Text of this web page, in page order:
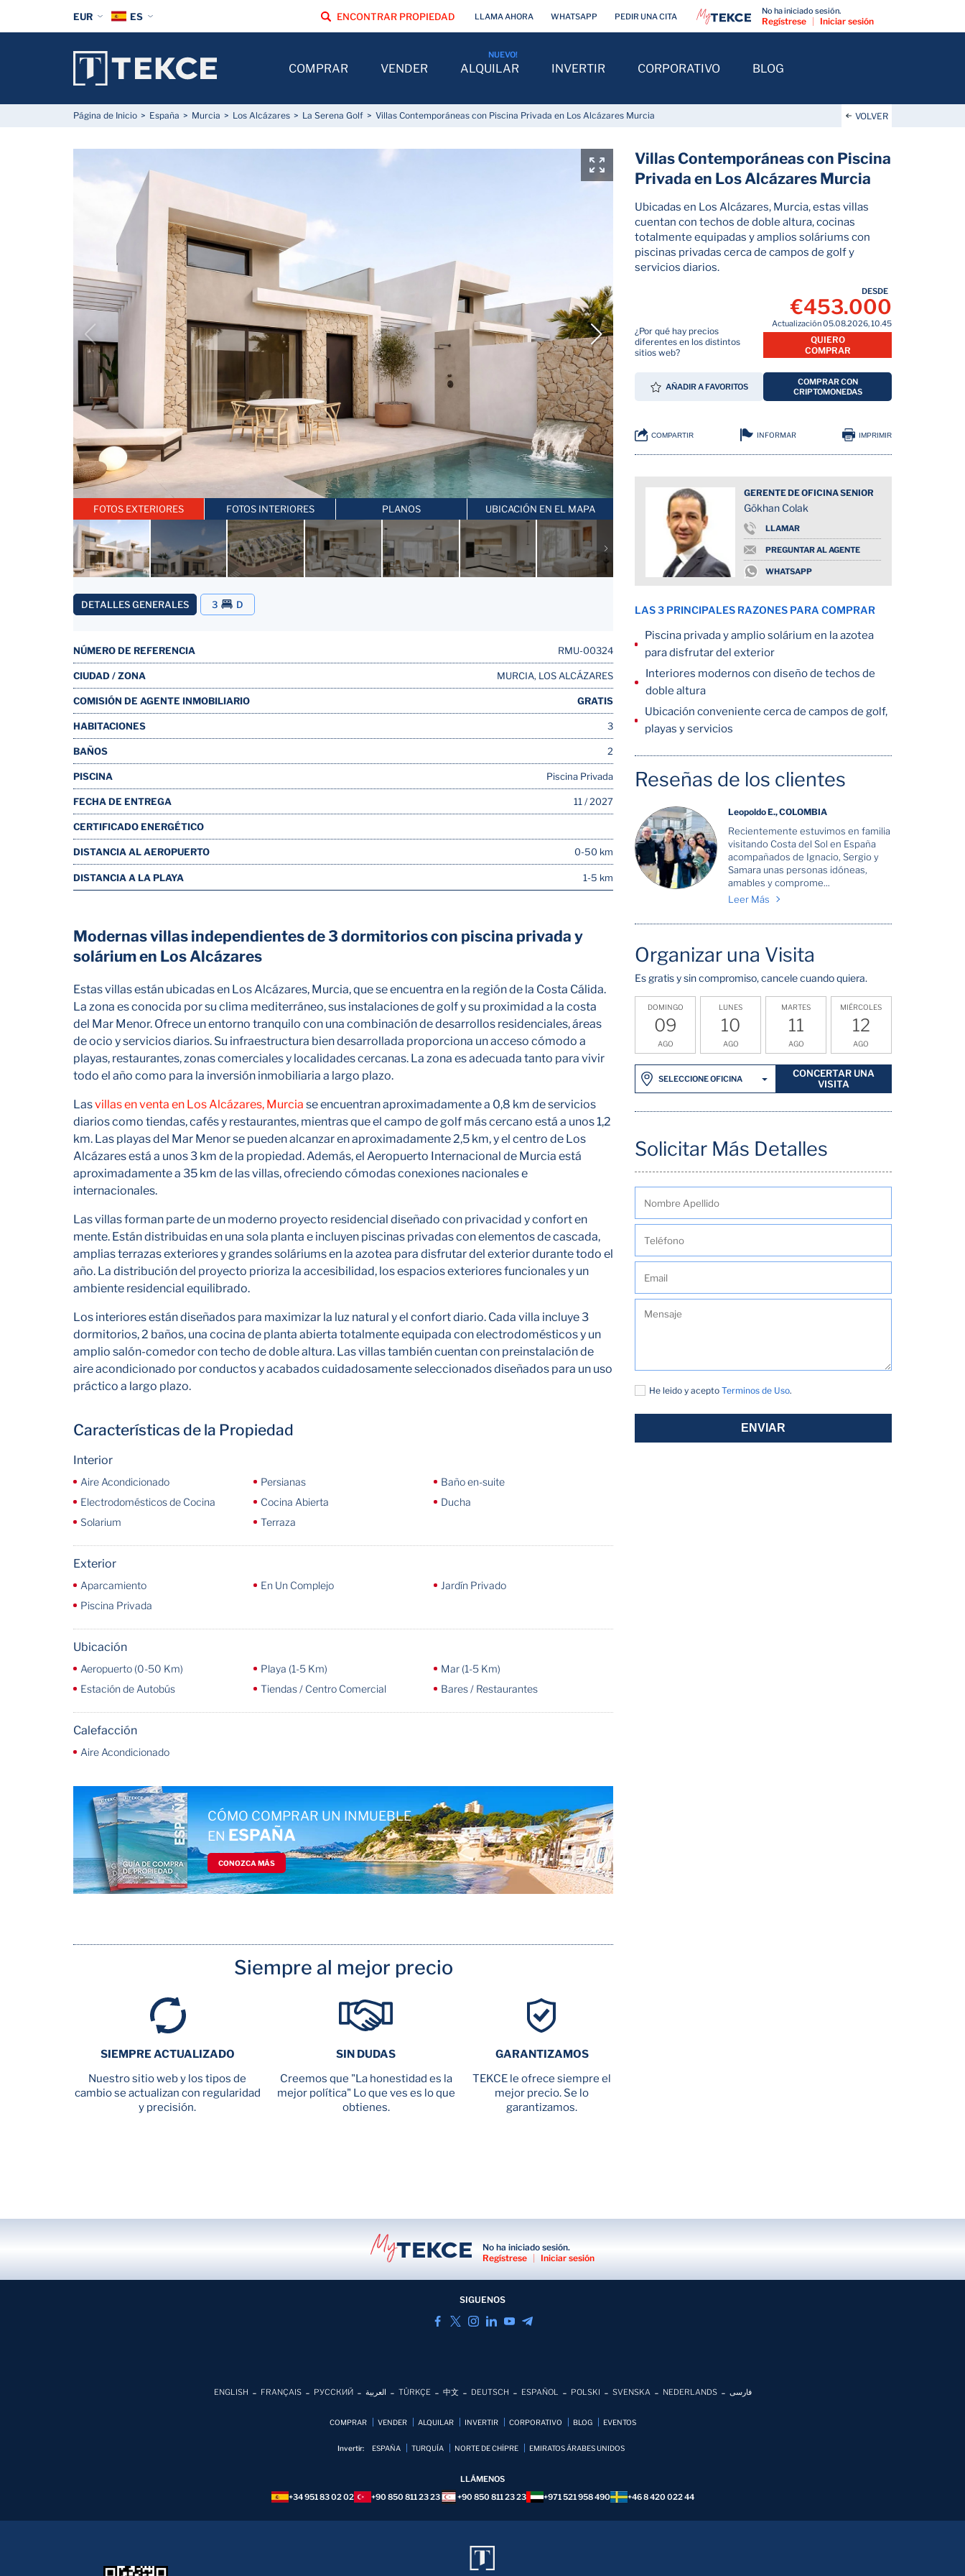
Página de Inicio España Murcia Los Alcázares La Serena Golf Villas Contemporáneas con Piscina Privada en Los Alcázares Murcia VOLVER
FOTOS EXTERIORES FOTOS INTERIORES PLANOS UBICACIÓN EN EL MAPA
COMPARTIR INFORMAR IMPRIMIR
Villas Contemporáneas con Piscina
Privada en Los Alcázares Murcia
Ubicadas en Los Alcázares, Murcia, estas villas
cuentan con techos de doble altura, cocinas
totalmente equipadas y amplios soláriums con
piscinas privadas cerca de campos de golf y
servicios diarios.
¿Por qué hay precios
diferentes en los distintos
sitios web?
DESDE
€453.000
Actualización 05.08.2026, 10.45
QUIERO
COMPRAR
AÑADIR A FAVORITOS
COMPRAR CON
CRIPTOMONEDAS
DETALLES GENERALES 3 D
NÚMERO DE REFERENCIA RMU-00324
CIUDAD / ZONA MURCIA, LOS ALCÁZARES
COMISIÓN DE AGENTE INMOBILIARIO GRATIS
HABITACIONES 3
BAÑOS 2
PISCINA Piscina Privada
FECHA DE ENTREGA 11 / 2027
CERTIFICADO ENERGÉTICO
DISTANCIA AL AEROPUERTO 0-50 km
DISTANCIA A LA PLAYA 1-5 km
LAS 3 PRINCIPALES RAZONES PARA COMPRAR
Piscina privada y amplio solárium en la azotea
para disfrutar del exterior
Interiores modernos con diseño de techos de
doble altura
Ubicación conveniente cerca de campos de golf,
playas y servicios
Reseñas de los clientes
Leopoldo E., COLOMBIA
Recientemente estuvimos en familia
visitando Costa del Sol en España
acompañados de Ignacio, Sergio y
Samara unas personas idóneas,
amables y comprome...
Leer Más
GERENTE DE OFICINA SENIOR
Gökhan Colak
LLAMAR
PREGUNTAR AL AGENTE
WHATSAPP
Organizar una Visita
Es gratis y sin compromiso, cancele cuando quiera.
DOMINGO
09
AGO
LUNES
10
AGO
MARTES
11
AGO
MIÉRCOLES
12
AGO
SELECCIONE OFICINA
CONCERTAR UNA
VISITA
Solicitar Más Detalles
He leido y aceptoTerminos de Uso.
ENVIAR
Modernas villas independientes de 3 dormitorios con piscina privada y
solárium en Los Alcázares
Estas villas están ubicadas en Los Alcázares, Murcia, que se encuentra en la región de la Costa Cálida.
La zona es conocida por su clima mediterráneo, sus instalaciones de golf y su proximidad a la costa
del Mar Menor. Ofrece un entorno tranquilo con una combinación de desarrollos residenciales, áreas
de ocio y servicios diarios. Su infraestructura bien desarrollada proporciona un acceso cómodo a
playas, restaurantes, zonas comerciales y localidades cercanas. La zona es adecuada tanto para vivir
todo el año como para la inversión inmobiliaria a largo plazo.
Lasvillas en venta en Los Alcázares, Murcia se encuentran aproximadamente a 0,8 km de servicios
diarios como tiendas, cafés y restaurantes, mientras que el campo de golf más cercano está a unos 1,2
km. Las playas del Mar Menor se pueden alcanzar en aproximadamente 2,5 km, y el centro de Los
Alcázares está a unos 3 km de la propiedad. Además, el Aeropuerto Internacional de Murcia está
aproximadamente a 35 km de las villas, ofreciendo cómodas conexiones nacionales e
internacionales.
Las villas forman parte de un moderno proyecto residencial diseñado con privacidad y confort en
mente. Están distribuidas en una sola planta e incluyen piscinas privadas con elementos de cascada,
amplias terrazas exteriores y grandes soláriums en la azotea para disfrutar del exterior durante todo el
año. La distribución del proyecto prioriza la accesibilidad, los espacios exteriores funcionales y un
ambiente residencial equilibrado.
Los interiores están diseñados para maximizar la luz natural y el confort diario. Cada villa incluye 3
dormitorios, 2 baños, una cocina de planta abierta totalmente equipada con electrodomésticos y un
amplio salón-comedor con techo de doble altura. Las villas también cuentan con preinstalación de
aire acondicionado por conductos y acabados cuidadosamente seleccionados diseñados para un uso
práctico a largo plazo.
Características de la Propiedad
Interior
Aire Acondicionado Persianas
Baño en-suite
Electrodomésticos de Cocina
Cocina Abierta
Ducha
Solarium
Terraza
Exterior
Aparcamiento En Un Complejo
Jardín Privado
Piscina Privada
Ubicación
Aeropuerto (0-50 Km) Playa (1-5 Km)
Mar (1-5 Km)
Estación de Autobús
Tiendas / Centro Comercial Bares / Restaurantes
Calefacción
Aire Acondicionado
CÓMO COMPRAR UN INMUEBLE
EN ESPAÑA
CONOZCA MÁS
Siempre al mejor precio
SIEMPRE ACTUALIZADO
Nuestro sitio web y los tipos de
cambio se actualizan con regularidad
y precisión.
SIN DUDAS
Creemos que "La honestidad es la
mejor política" Lo que ves es lo que
obtienes.
GARANTIZAMOS
TEKCE le ofrece siempre el
mejor precio. Se lo
garantizamos.
EUR ES
COMPRAR VENDER ALQUILAR INVERTIR CORPORATIVO BLOG
ENCONTRAR PROPIEDAD LLAMA AHORA WHATSAPP PEDIR UNA CITA
No ha iniciado sesión.
Regístrese Iniciar sesión
No ha iniciado sesión.
Regístrese | Iniciar sesión
SIGUENOS
ENGLISH FRANÇAIS РУССКИЙ العربية TÜRKÇE 中文 DEUTSCH ESPAÑOL POLSKI SVENSKA NEDERLANDS فارسی
COMPRAR VENDER ALQUILAR INVERTIR CORPORATIVO BLOG EVENTOS
Invertir: ESPAÑA TURQUÍA NORTE DE CHİPRE EMIRATOS ÁRABES UNIDOS
LLÁMENOS
+34 951 83 02 02
+90 850 811 23 23 +90 850 811 23 23 +971 521 958 490 +46 8 420 022 44